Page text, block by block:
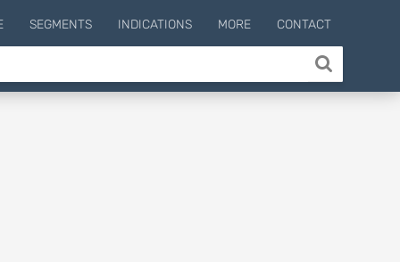
SEGMENTS INDICATIONS MORE CONTACT